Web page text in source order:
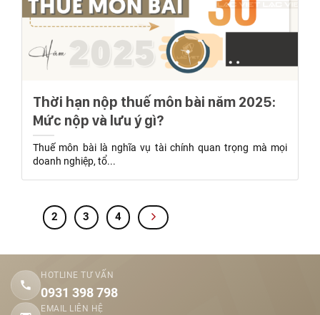
Thời hạn nộp thuế môn bài năm 2025:
Mức nộp và lưu ý gì?
Thuế môn bài là nghĩa vụ tài chính quan trọng mà mọi
doanh nghiệp, tổ...
2 3 4
HOTLINE TƯ VẤN
0931 398 798
EMAIL LIÊN HỆ